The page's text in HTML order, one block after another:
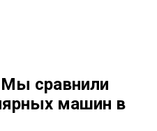
сравнили
машин в